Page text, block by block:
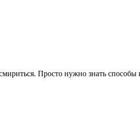
Просто нужно знать способы